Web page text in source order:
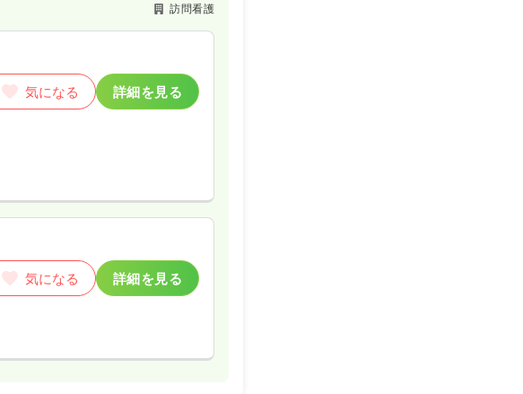
訪問看護
気になる 詳細を見る
気になる 詳細を見る